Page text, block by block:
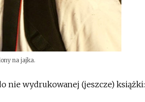
na jajka.
nie wydrukowanej (jeszcze) książki: